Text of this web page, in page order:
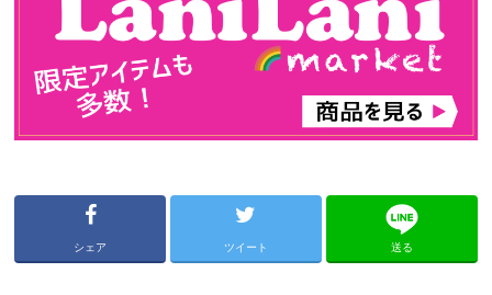
シェア ツイート 送る